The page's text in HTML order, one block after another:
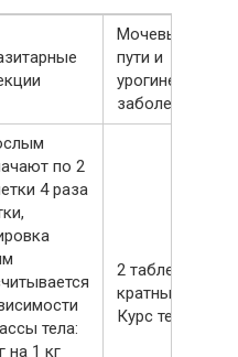
пути и
заболевания
по 2
4 раза
тела:
на 1 кг
2 таблетки с 3-
кратным
Курс терапии –